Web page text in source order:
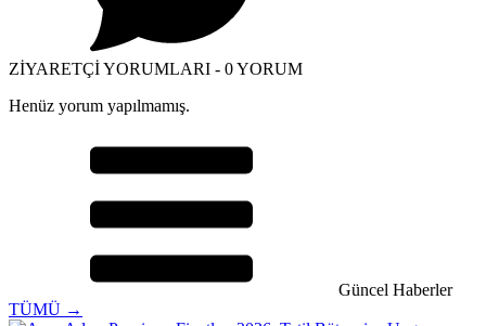
ZİYARETÇİ YORUMLARI - 0 YORUM
Henüz yorum yapılmamış.
Güncel Haberler
TÜMÜ →